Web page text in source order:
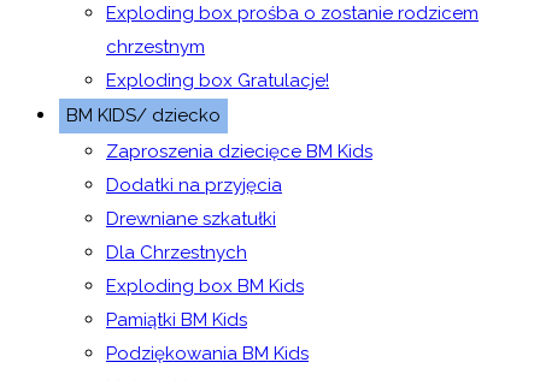
Exploding box prośba o zostanie rodzicem
chrzestnym
Exploding box Gratulacje!
BM KIDS/ dziecko
Zaproszenia dziecięce BM Kids
Dodatki na przyjęcia
Drewniane szkatułki
Dla Chrzestnych
Exploding box BM Kids
Pamiątki BM Kids
Podziękowania BM Kids